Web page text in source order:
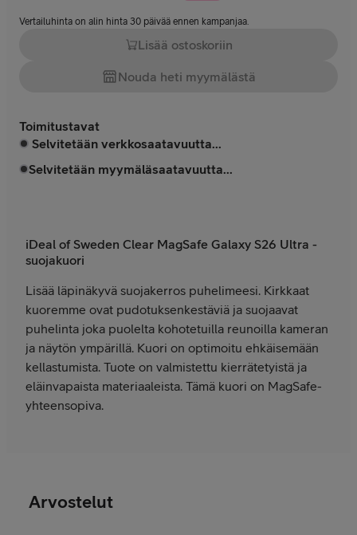
Vertailuhinta on alin hinta 30 päivää ennen kampanjaa.
Lisää ostoskoriin
Nouda heti myymälästä
Toimitustavat
Selvitetään verkkosaatavuutta...
Selvitetään myymäläsaatavuutta...
iDeal of Sweden Clear MagSafe Galaxy S26 Ultra -
suojakuori
Lisää läpinäkyvä suojakerros puhelimeesi. Kirkkaat
kuoremme ovat pudotuksenkestäviä ja suojaavat
puhelinta joka puolelta kohotetuilla reunoilla kameran
ja näytön ympärillä. Kuori on optimoitu ehkäisemään
kellastumista. Tuote on valmistettu kierrätetyistä ja
eläinvapaista materiaaleista. Tämä kuori on MagSafe-
yhteensopiva.
Arvostelut